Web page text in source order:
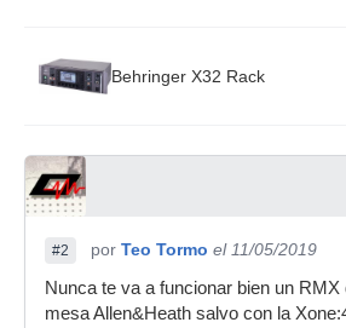
Behringer X32 Rack
#2 por Teo Tormo el 11/05/2019
Nunca te va a funcionar bien un
mesa Allen&Heath salvo con la